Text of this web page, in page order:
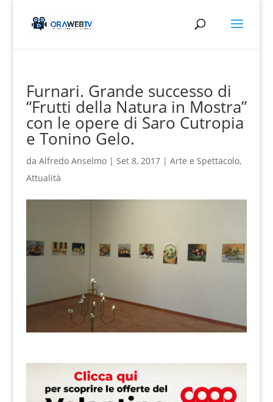
Furnari. Grande successo di
“Frutti della Natura in Mostra”
con le opere di Saro Cutropia
e Tonino Gelo.
da Alfredo Anselmo| Set 8, 2017| Arte e Spettacolo,
Attualità